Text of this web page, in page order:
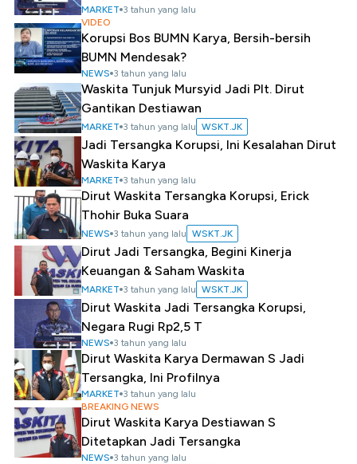
MARKET 3 tahun yang lalu
VIDEO
Korupsi Bos BUMN Karya, Bersih-bersih
BUMN Mendesak?
NEWS 3 tahun yang lalu
Waskita Tunjuk Mursyid Jadi Plt. Dirut
Gantikan Destiawan
MARKET 3 tahun yang lalu WSKT.JK
Jadi Tersangka Korupsi, Ini Kesalahan Dirut
Waskita Karya
MARKET 3 tahun yang lalu
Dirut Waskita Tersangka Korupsi, Erick
Thohir Buka Suara
NEWS 3 tahun yang lalu WSKT.JK
Dirut Jadi Tersangka, Begini Kinerja
Keuangan & Saham Waskita
MARKET 3 tahun yang lalu WSKT.JK
Dirut Waskita Jadi Tersangka Korupsi,
Negara Rugi Rp2,5 T
NEWS 3 tahun yang lalu
Dirut Waskita Karya Dermawan S Jadi
Tersangka, Ini Profilnya
MARKET 3 tahun yang lalu
BREAKING NEWS
Dirut Waskita Karya Destiawan S
Ditetapkan Jadi Tersangka
NEWS 3 tahun yang lalu